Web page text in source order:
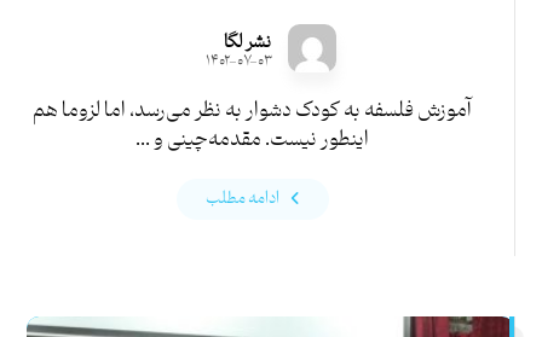
نشر لگا
۱۴۰۲-۰۷-۰۳
آموزش فلسفه به کودک دشوار به نظر می‌رسد، اما لزوما هم
اینطور نیست. مقدمه‌چینی و ...
ادامه مطلب